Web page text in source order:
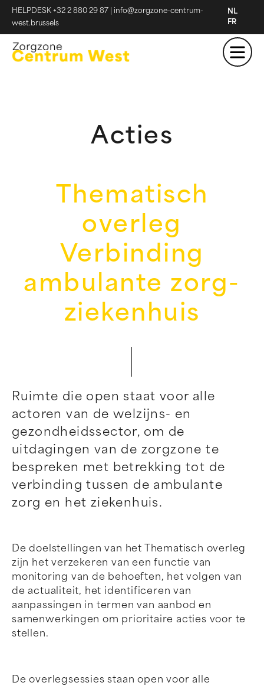
HELPDESK +32 2 880 29 87
info@zorgzone-centrum-
west.brussels
NL
FR
Acties
Thematisch
overleg
Verbinding
ambulante zorg-
ziekenhuis
Ruimte die open staat voor alle
actoren van de welzijns- en
gezondheidssector, om de
uitdagingen van de zorgzone te
bespreken met betrekking tot de
verbinding tussen de ambulante
zorg en het ziekenhuis.
De doelstellingen van het Thematisch overleg
zijn het verzekeren van een functie van
monitoring van de behoeften, het volgen van
de actualiteit, het identificeren van
aanpassingen in termen van aanbod en
samenwerkingen om prioritaire acties voor te
stellen.
De overlegsessies staan open voor alle